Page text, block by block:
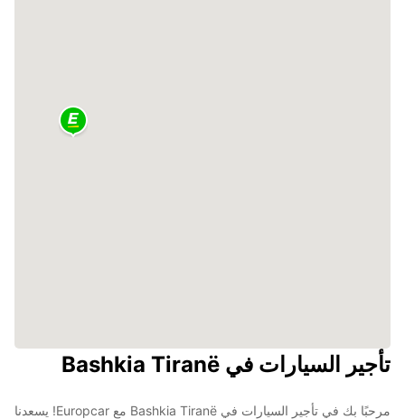
تأجير السيارات في Bashkia Tiranë
مرحبًا بك في تأجير السيارات في Bashkia Tiranë مع Europcar! يسعدنا